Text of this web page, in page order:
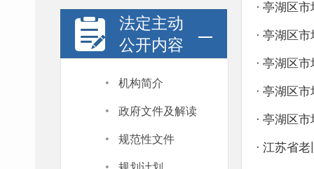
法定主动
公开内容
· 机构简介
· 政府文件及解读
· 规范性文件
· 亭湖区市
· 亭湖区市
· 亭湖区市
· 亭湖区市
· 亭湖区市
· 江苏省老